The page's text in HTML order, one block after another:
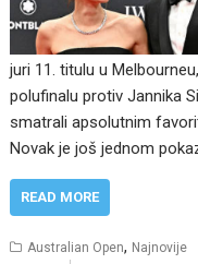
juri 11. titulu u
polufinalu protiv Jannika
smatrali apsolutnim
Novak je još jednom
READ MORE
Australian Open, Najnovije